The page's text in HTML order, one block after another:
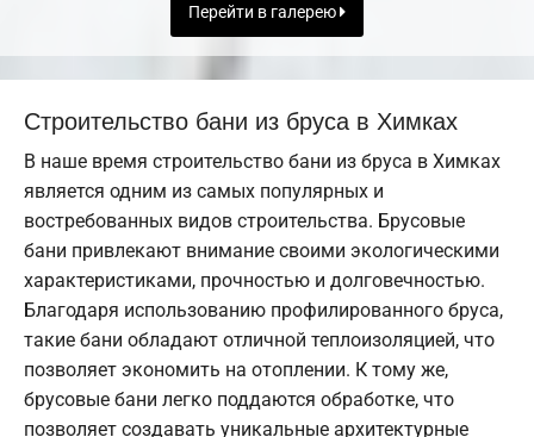
Перейти в галерею
Строительство бани из бруса в Химках
В наше время строительство бани из бруса в Химках
является одним из самых популярных и
востребованных видов строительства. Брусовые
бани привлекают внимание своими экологическими
характеристиками, прочностью и долговечностью.
Благодаря использованию профилированного бруса,
такие бани обладают отличной теплоизоляцией, что
позволяет экономить на отоплении. К тому же,
брусовые бани легко поддаются обработке, что
позволяет создавать уникальные архитектурные